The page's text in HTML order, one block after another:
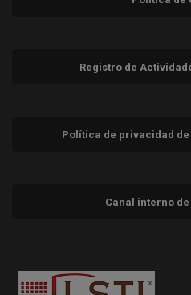
Registro de
Política de privacidad
Canal interno